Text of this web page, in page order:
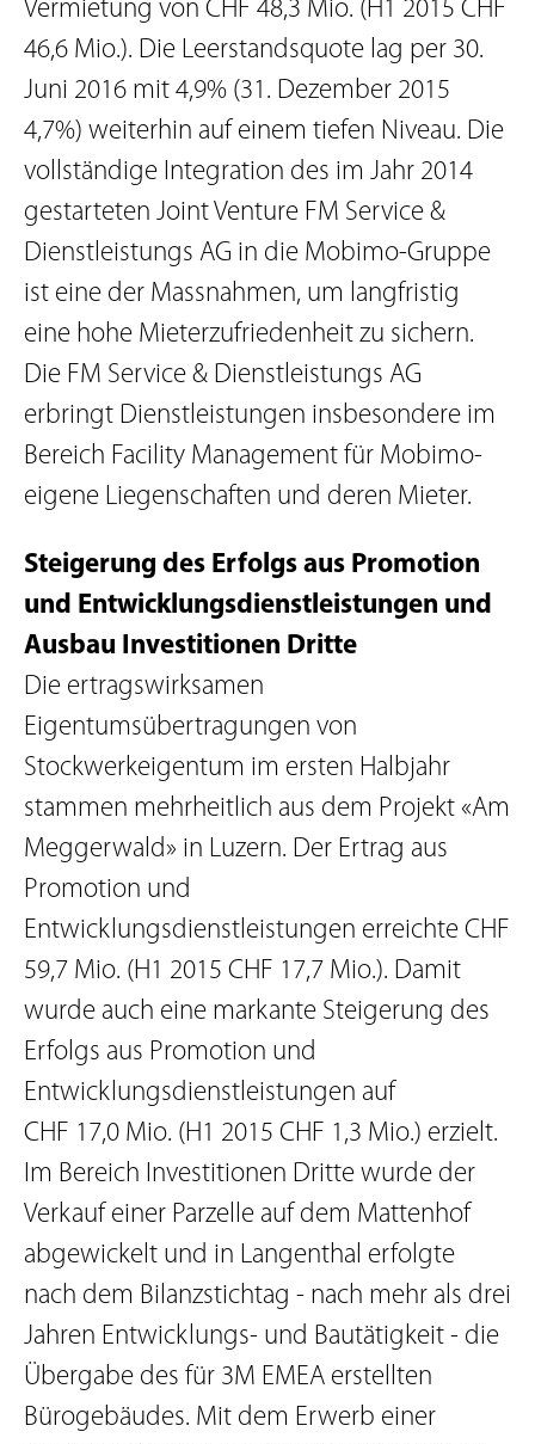
Vermietung von CHF 48,3 Mio. (H1 2015 CHF
46,6 Mio.). Die Leerstandsquote lag per 30.
Juni 2016 mit 4,9% (31. Dezember 2015
4,7%) weiterhin auf einem tiefen Niveau. Die
vollständige Integration des im Jahr 2014
gestarteten Joint Venture FM Service &
Dienstleistungs AG in die Mobimo-Gruppe
ist eine der Massnahmen, um langfristig
eine hohe Mieterzufriedenheit zu sichern.
Die FM Service & Dienstleistungs AG
erbringt Dienstleistungen insbesondere im
Bereich Facility Management für Mobimo-
eigene Liegenschaften und deren Mieter.
Steigerung des Erfolgs aus Promotion
und Entwicklungsdienstleistungen und
Ausbau Investitionen Dritte
Die ertragswirksamen
Eigentumsübertragungen von
Stockwerkeigentum im ersten Halbjahr
stammen mehrheitlich aus dem Projekt «Am
Meggerwald» in Luzern. Der Ertrag aus
Promotion und
Entwicklungsdienstleistungen erreichte CHF
59,7 Mio. (H1 2015 CHF 17,7 Mio.). Damit
wurde auch eine markante Steigerung des
Erfolgs aus Promotion und
Entwicklungsdienstleistungen auf
CHF 17,0 Mio. (H1 2015 CHF 1,3 Mio.) erzielt.
Im Bereich Investitionen Dritte wurde der
Verkauf einer Parzelle auf dem Mattenhof
abgewickelt und in Langenthal erfolgte
nach dem Bilanzstichtag - nach mehr als drei
Jahren Entwicklungs- und Bautätigkeit - die
Übergabe des für 3M EMEA erstellten
Bürogebäudes. Mit dem Erwerb einer